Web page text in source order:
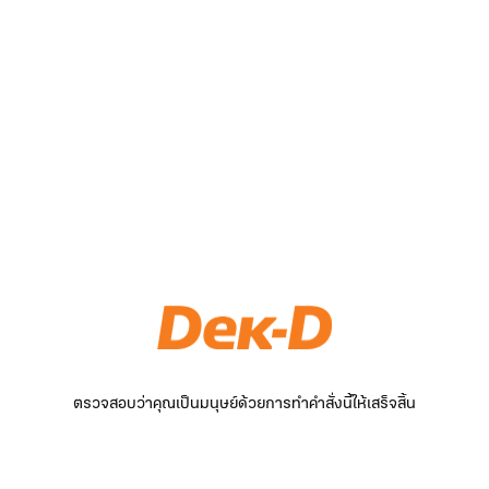
ตรวจสอบว่าคุณเป็นมนุษย์ด้วยการทำคำสั่งนี้ให้เสร็จสิ้น